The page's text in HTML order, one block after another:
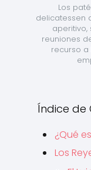
Los
delicatessen
aperitivo,
reuniones
recurso
Índice de
¿Qué
Los